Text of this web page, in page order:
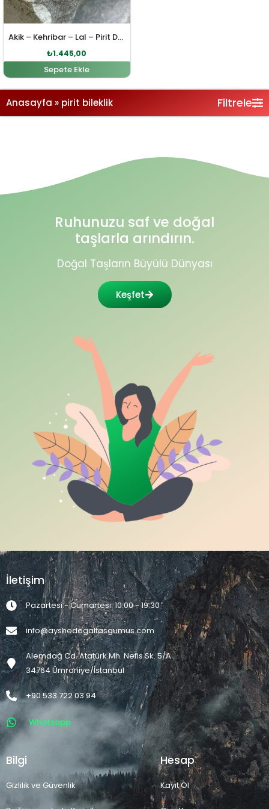
Akik – Kehribar – Lal – Pirit Doğal Taş Bileklik
₺1.445,00
Sepete Ekle
Anasayfa » pirit bileklik Filtrele
Ruhunuzu saf ve doğal
taşlarla arındırın.
Doğal Taşların Büyülü Dünyası
Keşfet
İletişim
Pazartesi - Cumartesi: 10:00 - 19:30
info@ayshedogaltasgumus.com
Alemdağ Cd. Atatürk Mh. Nefis Sk. 5/A
34764 Ümraniye/İstanbul
+90 533 722 03 94
Whatsapp
Bilgi
Gizlilik ve Güvenlik
Hesap
Kayıt Ol